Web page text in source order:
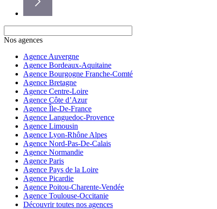
Nos agences
Agence Auvergne
Agence Bordeaux-Aquitaine
Agence Bourgogne Franche-Comté
Agence Bretagne
Agence Centre-Loire
Agence Côte d’Azur
Agence Île-De-France
Agence Languedoc-Provence
Agence Limousin
Agence Lyon-Rhône Alpes
Agence Nord-Pas-De-Calais
Agence Normandie
Agence Paris
Agence Pays de la Loire
Agence Picardie
Agence Poitou-Charente-Vendée
Agence Toulouse-Occitanie
Découvrir toutes nos agences